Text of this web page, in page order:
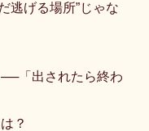
逃げる場所”じゃな
「出されたら終わ
？